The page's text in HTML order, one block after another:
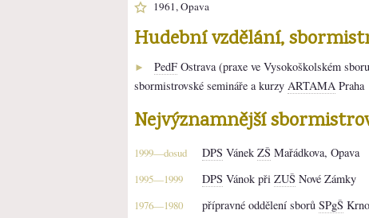
1961, Opava
Hudební vzdělání,
► PedF Ostrava (praxe ve Vysokoškolském sboru
sbormistrovské semináře a kurzy ARTAMA Praha
Nejvýznamnější
1999—dosud DPS Vánek ZŠ Mařádkova, Opava
1995—1999 DPS Vánok při ZUŠ Nové Zámky
1976—1980 přípravné oddělení sborů SPgŠ